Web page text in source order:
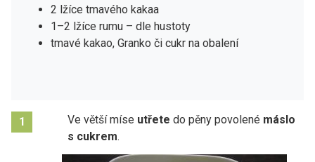
2 lžíce tmavého kakaa
1–2 lžíce rumu – dle hustoty
tmavé kakao, Granko či cukr na obalení
1 Ve větší míse utřete do pěny povolené máslo
s cukrem.